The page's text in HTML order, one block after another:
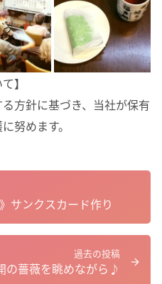
】
方針に基づき、当社が保有
努めます。
過去の投稿
の薔薇を眺めながら♪
サンクスカード作り